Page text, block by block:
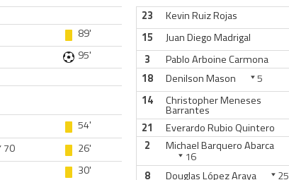
89'
95'
54'
70
26'
30'
23 Kevin Ruiz Rojas
15
Juan Diego Madrigal
3
Pablo Arboine Carmona
18
Denilson Mason 5
14
Christopher Meneses
Barrantes
21
Everardo Rubio Quintero
2
Michael Barquero Abarca
16
8
Douglas López Araya 25